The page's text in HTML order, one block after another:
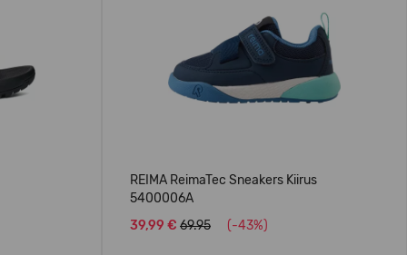
REIMA ReimaTec Sneakers Kiirus
5400006A
39,99 € 69.95 (-43%)